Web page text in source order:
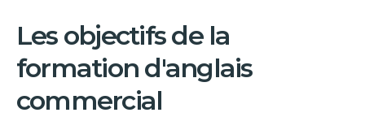
Les objectifs de la
formation d'anglais
commercial